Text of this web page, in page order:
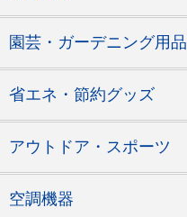
園芸・ガーデニング用品
省エネ・節約グッズ
アウトドア・スポーツ
空調機器